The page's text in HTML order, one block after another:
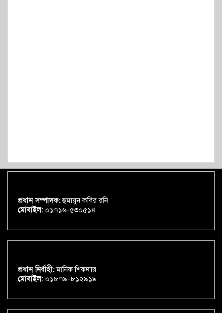
প্রধান সম্পাদক:হুমায়ুন কবির রনি
মোবাইল: ০১৭১৬-৫৩০৫১৪
প্রধান নির্বাহী:মানিক শিকদার
মোবাইল: ০১৮৭৯-৮১২৯১৯